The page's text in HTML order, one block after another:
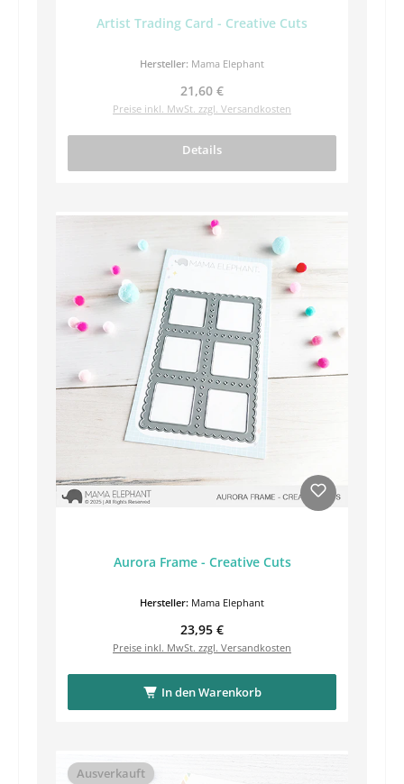
Artist Trading Card - Creative Cuts
Hersteller: Mama Elephant
Regulärer Preis:
21,60 €
Preise inkl. MwSt. zzgl. Versandkosten
Details
Aurora Frame - Creative Cuts
Hersteller: Mama Elephant
Regulärer Preis:
23,95 €
Preise inkl. MwSt. zzgl. Versandkosten
In den Warenkorb
Ausverkauft